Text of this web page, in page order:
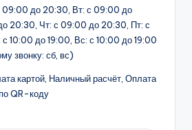
09:00 до 20:30, Вт: с 09:00 до
20:30, Чт: с 09:00 до 20:30, Пт: с
10:00 до 19:00, Вс: с 10:00 до 19:00
звонку: сб, вс)
картой, Наличный расчёт, Оплата
QR-коду